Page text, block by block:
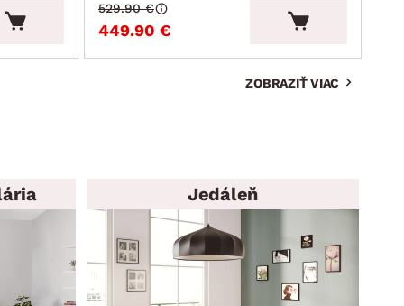
449.90 €
529.90 €
ZOBRAZIŤ VIAC
Jedáleň